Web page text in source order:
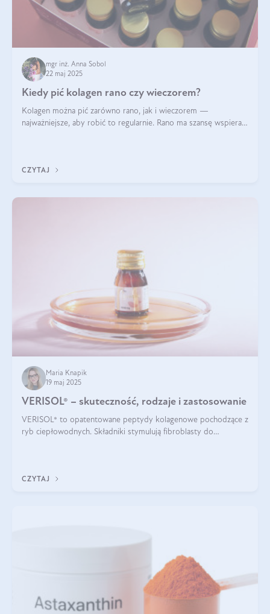
mgr inż. Anna Sobol
22 maj 2025
Kiedy pić kolagen rano czy wieczorem?
Kolagen można pić zarówno rano, jak i wieczorem —
najważniejsze, aby robić to regularnie. Rano ma szansę wspierać
CZYTAJ
Maria Knapik
19 maj 2025
VERISOL® – skuteczność, rodzaje i zastosowanie
VERISOL® to opatentowane peptydy kolagenowe pochodzące z
ryb ciepłowodnych. Składniki stymulują fibroblasty do
CZYTAJ